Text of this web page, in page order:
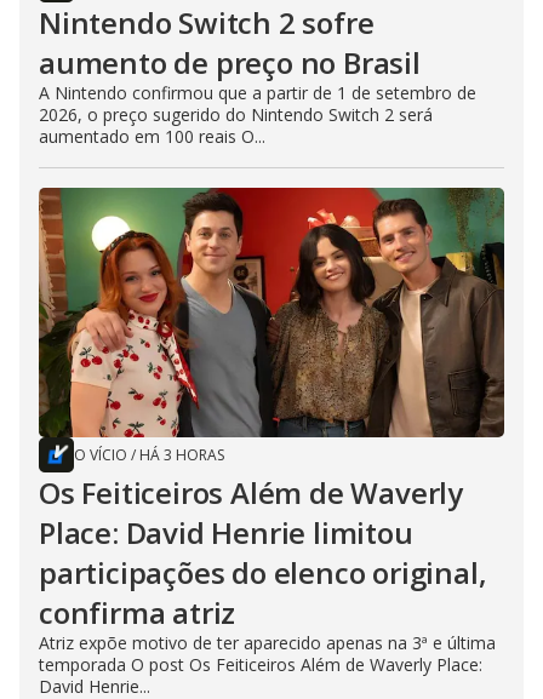
Nintendo Switch 2 sofre
aumento de preço no Brasil
A Nintendo confirmou que a partir de 1 de setembro de
2026, o preço sugerido do Nintendo Switch 2 será
aumentado em 100 reais O...
O VÍCIO / HÁ 3 HORAS
Os Feiticeiros Além de Waverly
Place: David Henrie limitou
participações do elenco original,
confirma atriz
Atriz expõe motivo de ter aparecido apenas na 3ª e última
temporada O post Os Feiticeiros Além de Waverly Place:
David Henrie...